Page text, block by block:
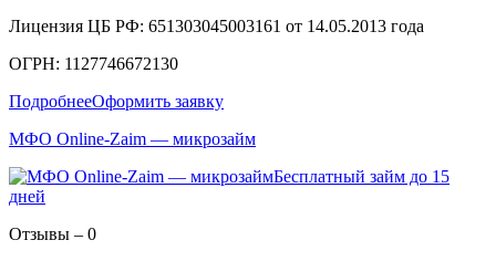
Лицензия ЦБ РФ: 651303045003161 от 14.05.2013 года
ОГРН: 1127746672130
ПодробнееОформить заявку
МФО Online-Zaim — микрозайм
Бесплатный займ до 15
дней
Отзывы – 0